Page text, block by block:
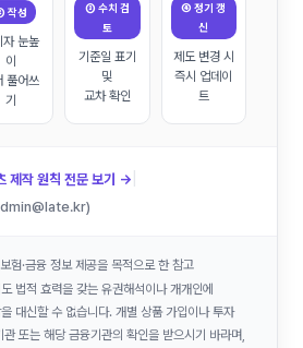
작성
자 눈높
이
풀어쓰
기
③ 수치 검
토
기준일 표기
및
교차 확인
④ 정기 갱
신
제도 변경 시
즉시 업데이
트
제작 원칙 전문 보기 →
험·금융 정보 제공을 목적으로 한 참고
법적 효력을 갖는 유권해석이나 개개인에
대신할 수 없습니다. 개별 상품 가입이나 투자
또는 해당 금융기관의 확인을 받으시기 바라며,